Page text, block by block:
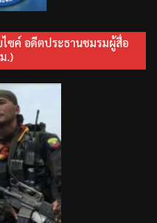
ไซค์ อดีตประธานชมรมผู้สื่อ
.)